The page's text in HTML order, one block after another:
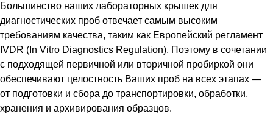
Большинство наших лабораторных крышек для
диагностических проб отвечает самым высоким
требованиям качества, таким как Европейский регламент
IVDR (In Vitro Diagnostics Regulation). Поэтому в сочетании
с подходящей первичной или вторичной пробиркой они
обеспечивают целостность Ваших проб на всех этапах —
от подготовки и сбора до транспортировки, обработки,
хранения и архивирования образцов.